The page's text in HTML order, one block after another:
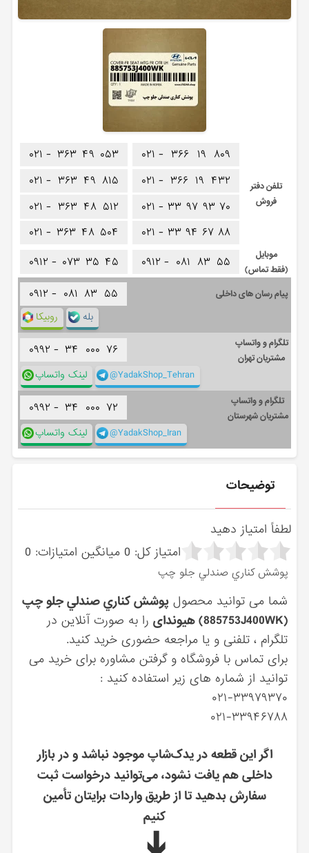
تلفن دفتر
فروش
۰۲۱ - ۳۶۶ ۱۹ ۸۰۹
۰۲۱ - ۳۶۶ ۱۹ ۴۳۲
۰۲۱ - ۳۳ ۹۷ ۹۳ ۷۰
۰۲۱ - ۳۳ ۹۴ ۶۷ ۸۸
۰۲۱ - ۳۶۳ ۴۹ ۰۵۳
۰۲۱ - ۳۶۳ ۴۹ ۸۱۵
۰۲۱ - ۳۶۳ ۴۸ ۵۱۲
۰۲۱ - ۳۶۳ ۴۸ ۵۰۴
موبایل
(فقط تماس)
۰۹۱۲ - ۰۸۱ ۸۳ ۵۵ ۰۹۱۲ - ۰۷۳ ۳۵ ۴۵
پیام رسان های داخلی ۰۹۱۲ - ۰۸۱ ۸۳ ۵۵
روبیکا بله
تلگرام و واتساپ
مشتریان تهران
۰۹۹۲ - ۳۴ ۰۰۰ ۷۶
لینک واتساپ @YadakShop_Tehran
تلگرام و واتساپ
مشتریان شهرستان
۰۹۹۲ - ۳۴ ۰۰۰ ۷۲
لینک واتساپ @YadakShop_Iran
توضیحات
لطفاً امتیاز دهید
امتیاز کل: 0 میانگین امتیازات: 0
پوشش كناري صندلي جلو چپ
شما می توانید محصولپوشش كناري صندلي جلو چپ
(885753J400WK) هیوندای
را به صورت آنلاین در
تلگرام ، تلفنی و یا مراجعه حضوری خرید کنید.
برای تماس با فروشگاه و گرفتن مشاوره برای خرید می
توانید از شماره های زیر استفاده کنید :
۰۲۱-۳۳۹۷۹۳۷۰
۰۲۱-۳۳۹۴۶۷۸۸
اگر این قطعه در یدک‌شاپ موجود نباشد و در بازار
داخلی هم یافت نشود، می‌توانید درخواست ثبت
سفارش بدهید تا از طریق واردات برایتان تأمین
کنیم
➔